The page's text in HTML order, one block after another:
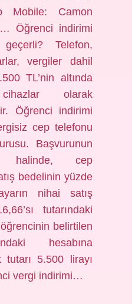
Mobile: Camon
Öğrenci indirimi
Telefon,
vergiler dahil
TL’nin altında
olarak
Öğrenci indirimi
cep telefonu
Başvurunun
halinde, cep
bedelinin yüzde
nihai satış
tutarındaki
belirtilen
hesabına
tutarı 5.500 lirayı
vergi indirimi…